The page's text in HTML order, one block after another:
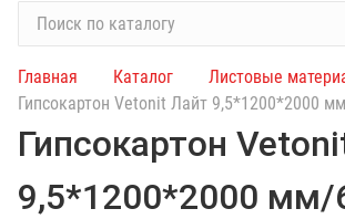
и
с
к
Главная Каталог
Листовые
Гипсокартон Vetonit Лайт 9,5*1200*2000
Гипсокартон
9,5*1200*2000 мм/